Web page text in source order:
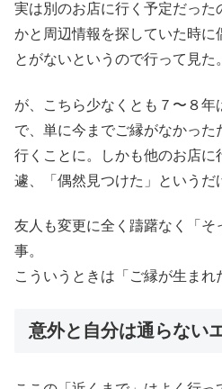
実は別のお店に行く予定だった
かと周辺情報を探していた時に
とがないというので行って見た。
が、こちら少なくとも７〜８年
で、単に今までご縁がなかった
行くことに。しかも他のお店に
遽、「偶然見つけた」というだ
友人も変更に全く躊躇なく「そ
事。
こういうときは「ご縁が生まれ
意外と自分は通らない